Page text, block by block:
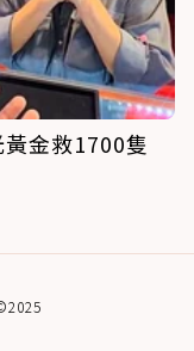
金救1700隻